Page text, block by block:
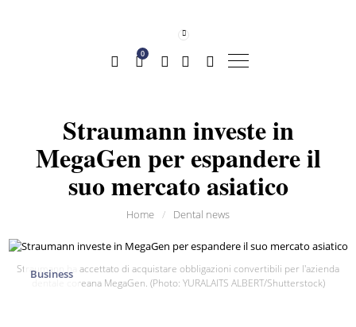
0
Straumann investe in
MegaGen per espandere il
suo mercato asiatico
Home / Dental news
Business
Straumann ha accettato di acquistare obbligazioni convertibili per l'azienda
dentale coreana MegaGen. (Photo: YURALAITS ALBERT/Shutterstock)